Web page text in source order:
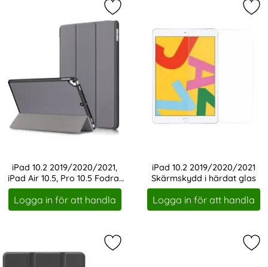
iPad 10.2 2019/2020/2021,
iPad Air 10.5, Pro 10.5 Fodral
Tri-Fold Grå
Art. nr 1196
Logga in för att handla
Markera iPad 10.2 2019/2020/
iPad 10.2 2019/2020/2021
Skärmskydd i härdat glas
Art. nr 1372
Logga in för att handla
Markera iPad 10.2 2019/2020/